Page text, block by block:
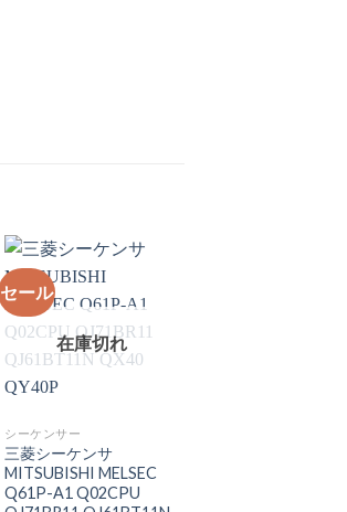
セール
在庫切れ
シーケンサー
三菱シーケンサ
MITSUBISHI MELSEC
Q61P-A1 Q02CPU